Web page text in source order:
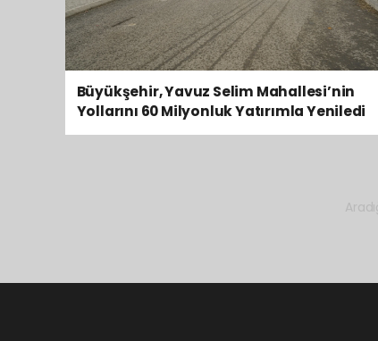
Büyükşehir, Yavuz Selim Mahallesi’nin
Yollarını 60 Milyonluk Yatırımla Yeniledi